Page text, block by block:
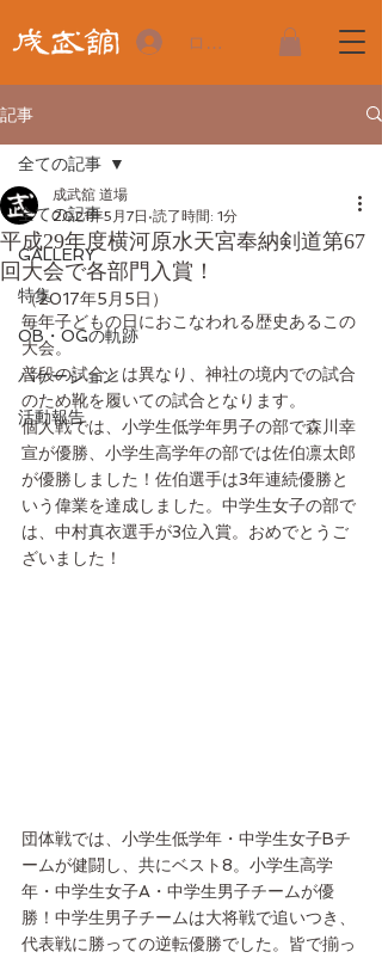
ログイン
記事
全ての記事
GALLERY
特集
OB・OGの軌跡
バケーション
活動報告
全ての記事
平成29年度横河原水天宮奉納剣道第67
回大会で各部門入賞！
成武舘 道場
2021年5月7日 読了時間: 1分
（2017年5月5日）
毎年子どもの日におこなわれる歴史あるこの
大会。
普段の試合とは異なり、神社の境内での試合
のため靴を履いての試合となります。
個人戦では、小学生低学年男子の部で森川幸
宣が優勝、小学生高学年の部では佐伯凛太郎
が優勝しました！佐伯選手は3年連続優勝と
いう偉業を達成しました。中学生女子の部で
は、中村真衣選手が3位入賞。おめでとうご
ざいました！
団体戦では、小学生低学年・中学生女子Bチ
ームが健闘し、共にベスト8。小学生高学
年・中学生女子A・中学生男子チームが優
勝！中学生男子チームは大将戦で追いつき、
代表戦に勝っての逆転優勝でした。皆で揃っ